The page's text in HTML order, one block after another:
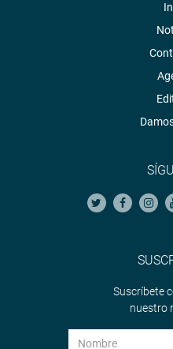
Suscríbete
nuestro